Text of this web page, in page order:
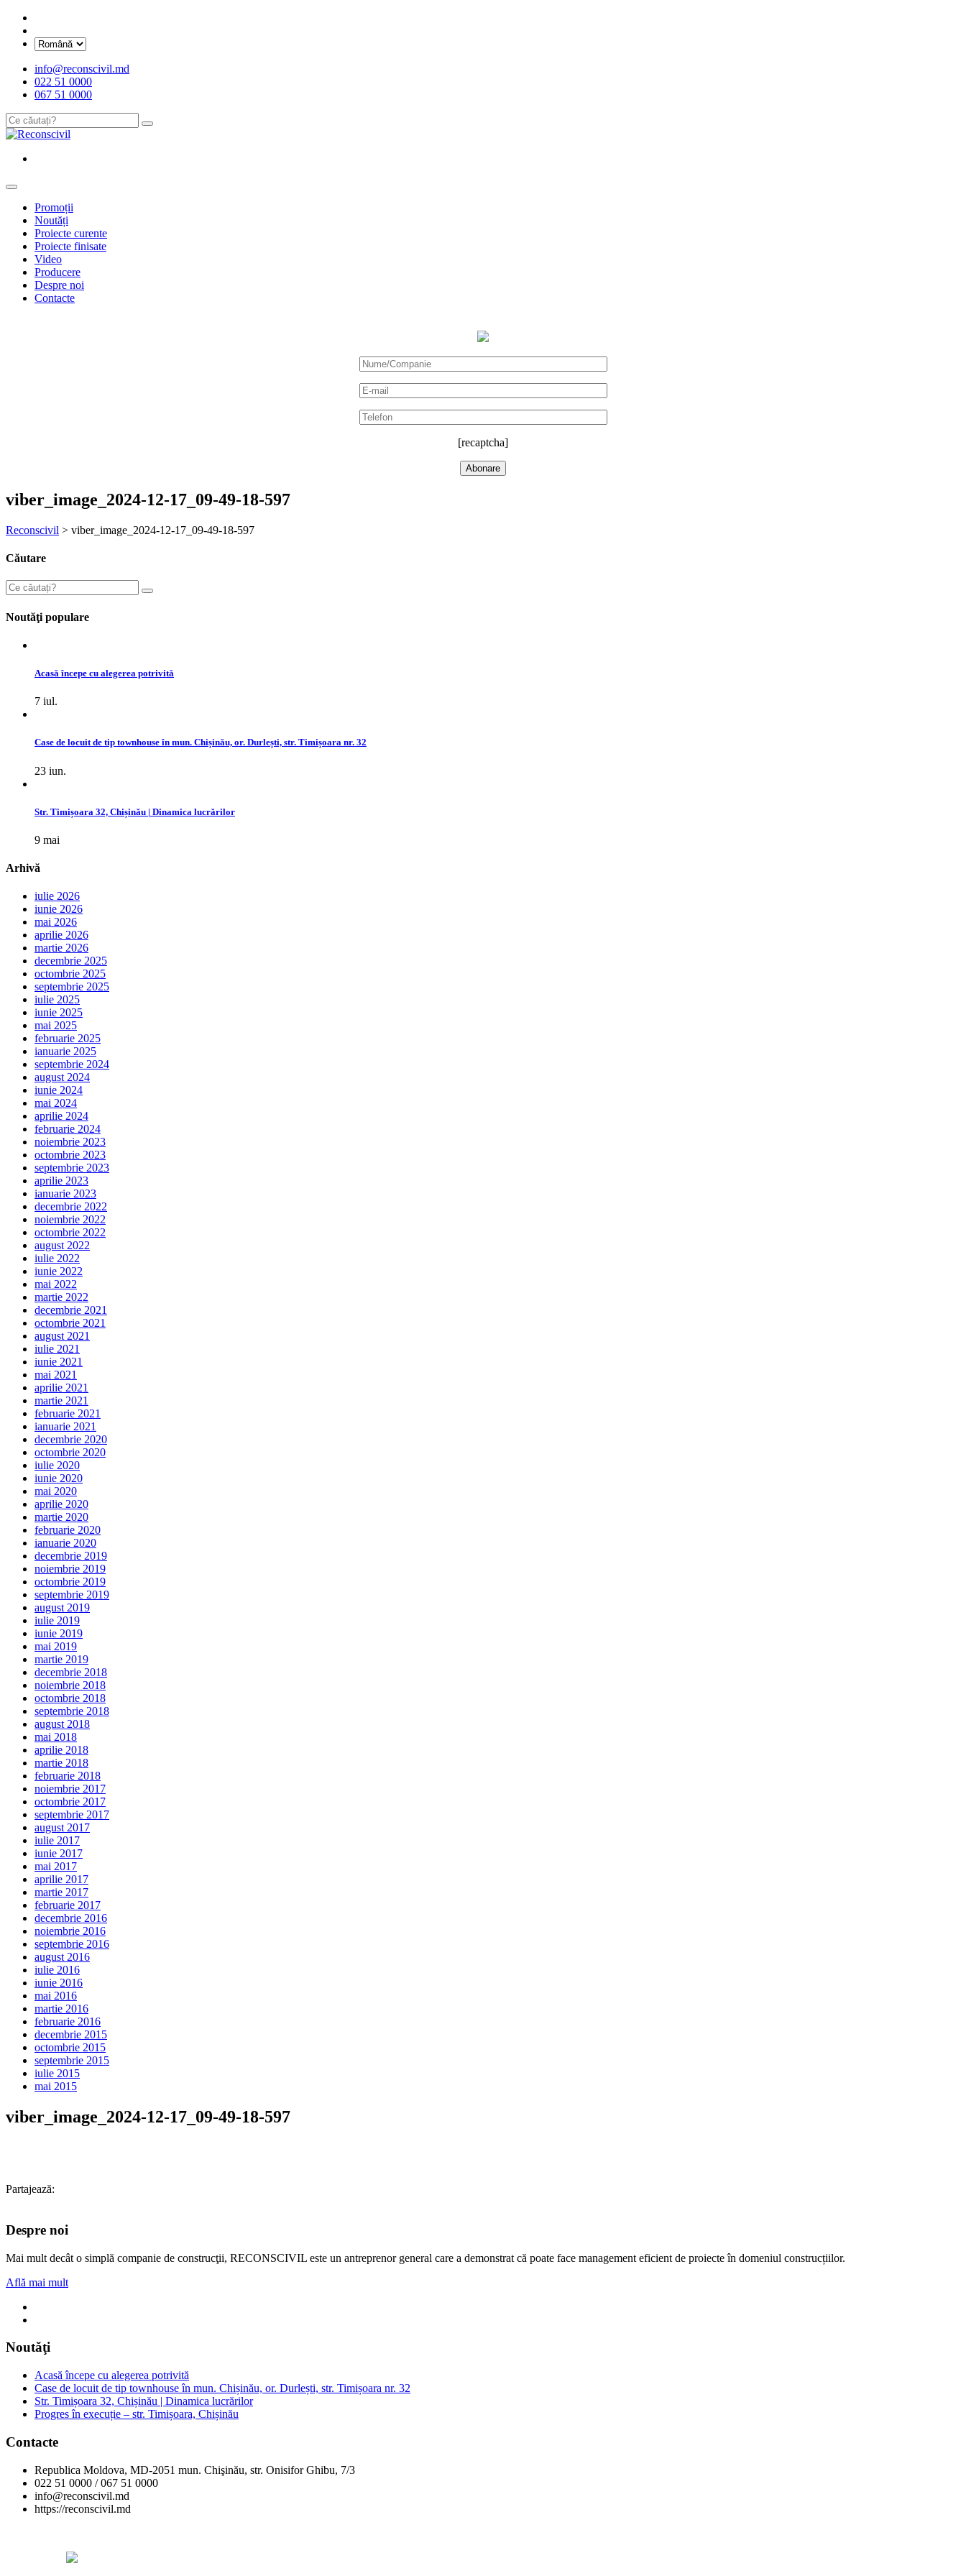
info@reconscivil.md
022 51 0000
067 51 0000
Promoții
Noutăți
Proiecte curente
Proiecte finisate
Video
Producere
Despre noi
Contacte
[recaptcha]
viber_image_2024-12-17_09-49-18-597
Reconscivil > viber_image_2024-12-17_09-49-18-597
Căutare
Noutăţi populare
Acasă începe cu alegerea potrivită
7 iul.
Case de locuit de tip townhouse în mun. Chișinău, or. Durlești, str. Timișoara nr. 32
23 iun.
Str. Timișoara 32, Chișinău | Dinamica lucrărilor
9 mai
Arhivă
iulie 2026
iunie 2026
mai 2026
aprilie 2026
martie 2026
decembrie 2025
octombrie 2025
septembrie 2025
iulie 2025
iunie 2025
mai 2025
februarie 2025
ianuarie 2025
septembrie 2024
august 2024
iunie 2024
mai 2024
aprilie 2024
februarie 2024
noiembrie 2023
octombrie 2023
septembrie 2023
aprilie 2023
ianuarie 2023
decembrie 2022
noiembrie 2022
octombrie 2022
august 2022
iulie 2022
iunie 2022
mai 2022
martie 2022
decembrie 2021
octombrie 2021
august 2021
iulie 2021
iunie 2021
mai 2021
aprilie 2021
martie 2021
februarie 2021
ianuarie 2021
decembrie 2020
octombrie 2020
iulie 2020
iunie 2020
mai 2020
aprilie 2020
martie 2020
februarie 2020
ianuarie 2020
decembrie 2019
noiembrie 2019
octombrie 2019
septembrie 2019
august 2019
iulie 2019
iunie 2019
mai 2019
martie 2019
decembrie 2018
noiembrie 2018
octombrie 2018
septembrie 2018
august 2018
mai 2018
aprilie 2018
martie 2018
februarie 2018
noiembrie 2017
octombrie 2017
septembrie 2017
august 2017
iulie 2017
iunie 2017
mai 2017
aprilie 2017
martie 2017
februarie 2017
decembrie 2016
noiembrie 2016
septembrie 2016
august 2016
iulie 2016
iunie 2016
mai 2016
martie 2016
februarie 2016
decembrie 2015
octombrie 2015
septembrie 2015
iulie 2015
mai 2015
viber_image_2024-12-17_09-49-18-597
Partajează:
Despre noi
Mai mult decât o simplă companie de construcţii, RECONSCIVIL este un antreprenor general care a demonstrat că poate face management eficient de proiecte în domeniul construcțiilor.
Află mai mult
Noutăţi
Acasă începe cu alegerea potrivită
Case de locuit de tip townhouse în mun. Chișinău, or. Durlești, str. Timișoara nr. 32
Str. Timișoara 32, Chișinău | Dinamica lucrărilor
Progres în execuție – str. Timișoara, Chișinău
Contacte
Republica Moldova, MD-2051 mun. Chişinău, str. Onisifor Ghibu, 7/3
022 51 0000 / 067 51 0000
info@reconscivil.md
https://reconscivil.md